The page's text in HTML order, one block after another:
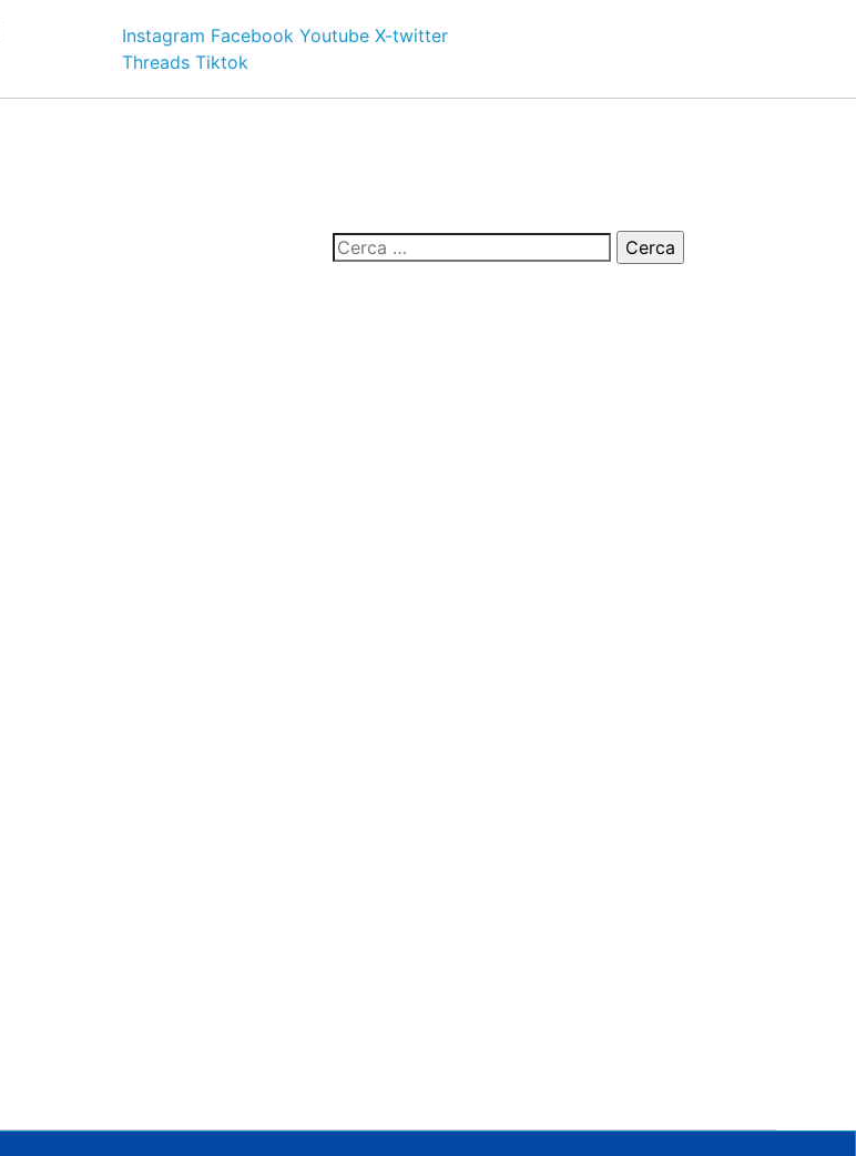
Instagram Facebook Youtube X-twitter
Threads Tiktok